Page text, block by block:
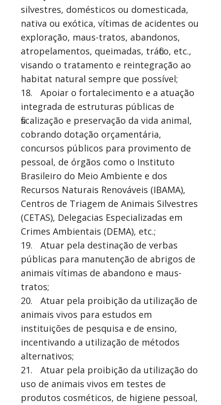
silvestres, domésticos ou domesticada,
nativa ou exótica, vítimas de acidentes ou
exploração, maus-tratos, abandonos,
atropelamentos, queimadas, tráfico, etc.,
visando o tratamento e reintegração ao
habitat natural sempre que possível;
18.
Apoiar o fortalecimento e a atuação
integrada de estruturas públicas de
fiscalização e preservação da vida animal,
cobrando dotação orçamentária,
concursos públicos para provimento de
pessoal, de órgãos como o Instituto
Brasileiro do Meio Ambiente e dos
Recursos Naturais Renováveis (IBAMA),
Centros de Triagem de Animais Silvestres
(CETAS), Delegacias Especializadas em
Crimes Ambientais (DEMA), etc.;
19.
Atuar pela destinação de verbas
públicas para manutenção de abrigos de
animais vítimas de abandono e maus-
tratos;
20.
Atuar pela proibição da utilização de
animais vivos para estudos em
instituições de pesquisa e de ensino,
incentivando a utilização de métodos
alternativos;
21.
Atuar pela proibição da utilização do
uso de animais vivos em testes de
produtos cosméticos, de higiene pessoal,